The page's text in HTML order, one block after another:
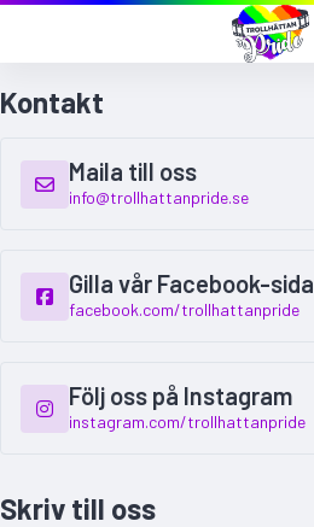
Kontakt
Maila till oss
info@trollhattanpride.se
Gilla vår Facebook-sida
facebook.com/trollhattanpride
Följ oss på Instagram
instagram.com/trollhattanpride
Skriv till oss